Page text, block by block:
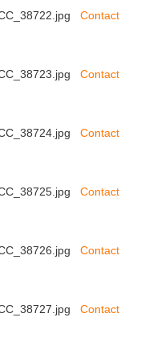
Contact
Contact
Contact
Contact
Contact
Contact